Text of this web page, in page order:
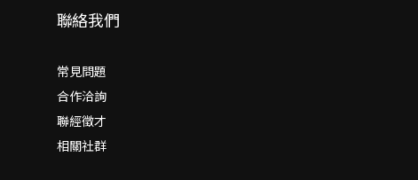
聯絡我們
常見問題
合作洽詢
聯經徵才
相關社群